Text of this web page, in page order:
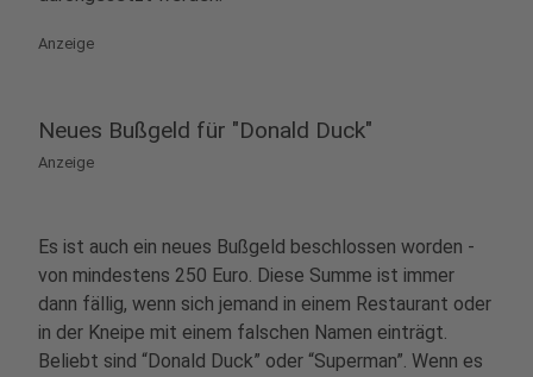
Anzeige
Neues Bußgeld für "Donald Duck"
Anzeige
Es ist auch ein neues Bußgeld beschlossen worden -
von mindestens 250 Euro. Diese Summe ist immer
dann fällig, wenn sich jemand in einem Restaurant oder
in der Kneipe mit einem falschen Namen einträgt.
Beliebt sind “Donald Duck” oder “Superman”. Wenn es